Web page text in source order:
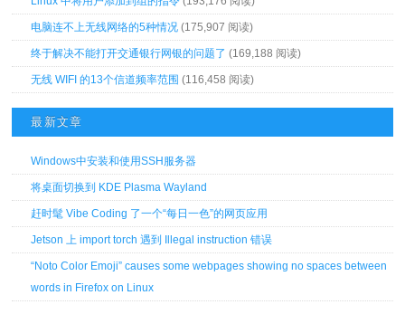
电脑连不上无线网络的5种情况 (175,907 阅读)
终于解决不能打开交通银行网银的问题了 (169,188 阅读)
无线 WIFI 的13个信道频率范围 (116,458 阅读)
最新文章
Windows中安装和使用SSH服务器
将桌面切换到 KDE Plasma Wayland
赶时髦 Vibe Coding 了一个“每日一色”的网页应用
Jetson 上 import torch 遇到 Illegal instruction 错误
“Noto Color Emoji” causes some webpages showing no spaces between
words in Firefox on Linux